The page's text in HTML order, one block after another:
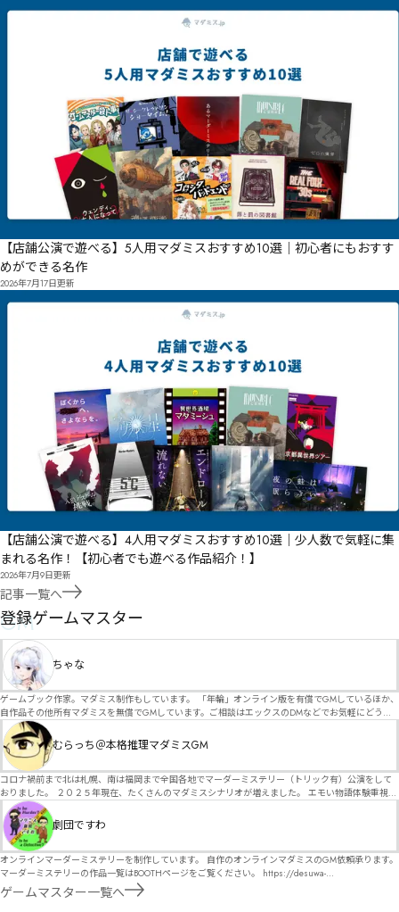
【店舗公演で遊べる】5人用マダミスおすすめ10選｜初心者にもおすす
めができる名作
2026年7月17日更新
【店舗公演で遊べる】4人用マダミスおすすめ10選｜少人数で気軽に集
まれる名作！【初心者でも遊べる作品紹介！】
2026年7月9日更新
記事一覧へ
GM
登録ゲームマスター
ちゃな
ゲームブック作家。マダミス制作もしています。 「年輪」オンライン版を有償でGMしているほか、
自作品その他所有マダミスを無償でGMしています。ご相談はエックスのDMなどでお気軽にどう
ぞ。
むらっち＠本格推理マダミスGM
コロナ禍前まで北は札幌、南は福岡まで全国各地でマーダーミステリー（トリック有）公演をして
おりました。 ２０２５年現在、たくさんのマダミスシナリオが増えました。 エモい物語体験重視の
シナリオがマダミス・マーダーミステリーというジャンル名でたくさんあるため、そのようなシナ
リオは簡単に遊べます。 しかし、２～３時間ずっと考え＆議論して、見たことないトリックが解け
る閃きや犯人として逃げ切る楽しみのある本格推理マーダーミステリーを見つけることが難しくな
劇団ですわ
オンラインマーダーミステリーを制作しています。 自作のオンラインマダミスのGM依頼承ります。
マーダーミステリーの作品一覧はBOOTHページをご覧ください。 https://desuwa-
madamisu.booth.pm/ 以下注意事項をご一読、同意の上で、予約フォームからご連絡ください。
■GM依頼の注意事項■ ①依頼をする作品のＢＯＯＴＨの概要を確認した上で、依頼してくださ
ゲームマスター一覧へ